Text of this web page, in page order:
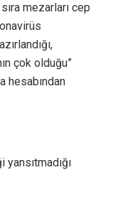
mezarları cep
çok olduğu”
hesabından